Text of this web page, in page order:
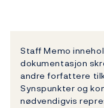
Staff Memo
dokumentasjon
andre forfattere
Synspunkter og
nødvendigvis